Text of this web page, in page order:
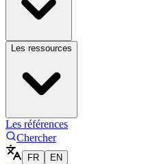
Les ressources
Les références
Chercher
FR EN